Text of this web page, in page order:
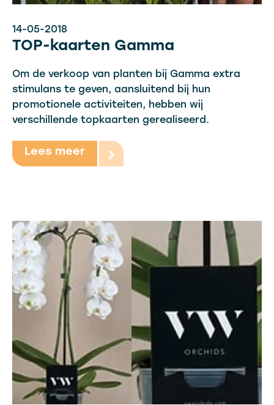
14-05-2018
TOP-kaarten Gamma
Om de verkoop van planten bij Gamma extra
stimulans te geven, aansluitend bij hun
promotionele activiteiten, hebben wij
verschillende topkaarten gerealiseerd.
Lees meer